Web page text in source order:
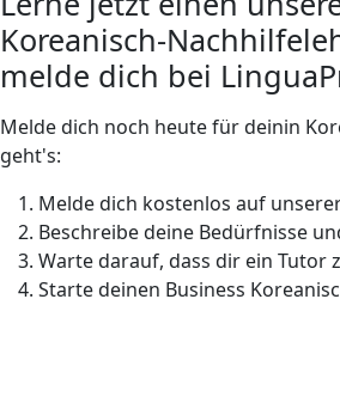
Koreanisch-
melde dich bei
Melde dich noch heute für deinin
geht's:
Melde dich kostenlos auf
Beschreibe deine Bedürfnisse
Warte darauf, dass dir ein Tutor
Starte deinen Business